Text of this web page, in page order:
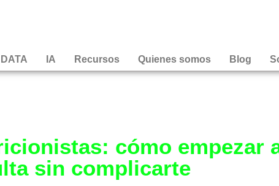
DATA IA Recursos Quienes somos Blog
cómo empezar
sin complicarte